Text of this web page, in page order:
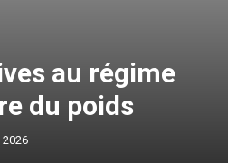
au régime
du poids
2026